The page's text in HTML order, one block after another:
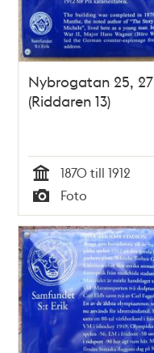
Nybrogatan 25, 27
(Riddaren 13)
Tid
1870 till 1912
Typ
Foto